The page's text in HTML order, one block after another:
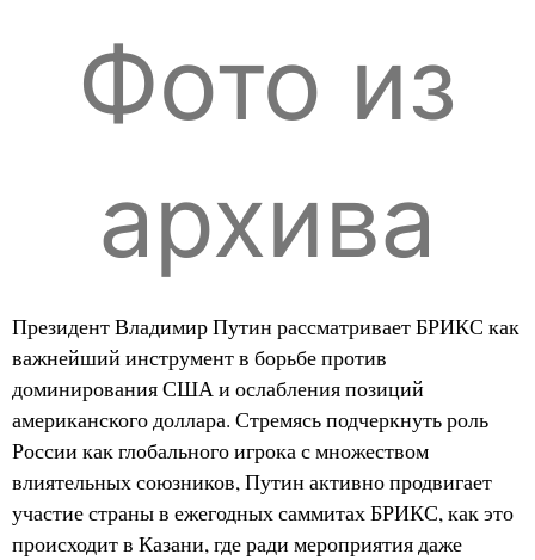
Фото из
архива
Президент Владимир Путин рассматривает БРИКС как
важнейший инструмент в борьбе против
доминирования США и ослабления позиций
американского доллара. Стремясь подчеркнуть роль
России как глобального игрока с множеством
влиятельных союзников, Путин активно продвигает
участие страны в ежегодных саммитах БРИКС, как это
происходит в Казани, где ради мероприятия даже